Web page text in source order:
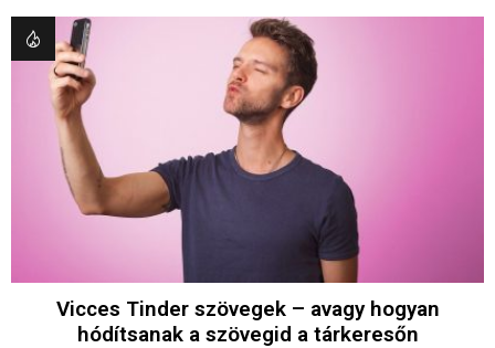
Vicces Tinder szövegek – avagy hogyan
hódítsanak a szövegid a tárkeresőn